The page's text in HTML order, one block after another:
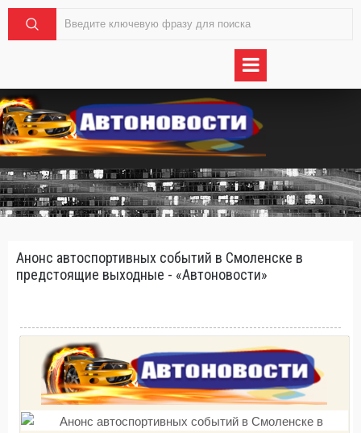
Анонс автоспортивных событий в Смоленске в
предстоящие выходные - «Автоновости»